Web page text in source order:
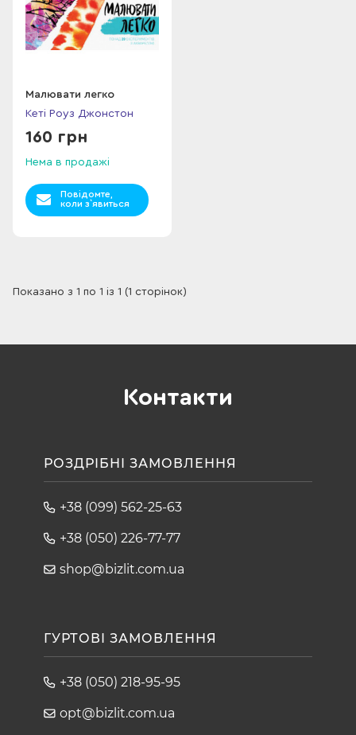
Малювати легко
Кеті Роуз Джонстон
160 грн
Нема в продажі
Повідомте,
коли з`явиться
Показано з 1 по 1 із 1 (1 сторінок)
Контакти
РОЗДРІБНІ ЗАМОВЛЕННЯ
+38 (099) 562-25-63
+38 (050) 226-77-77
shop@bizlit.com.ua
ГУРТОВІ ЗАМОВЛЕННЯ
+38 (050) 218-95-95
opt@bizlit.com.ua